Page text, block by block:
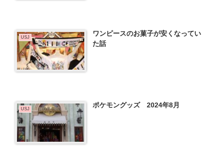
USJ
ワンピースのお菓子が安くなってい
た話
USJ ポケモングッズ 2024年8月